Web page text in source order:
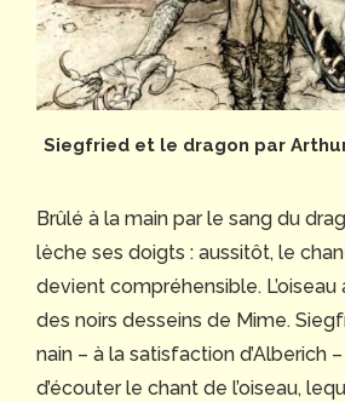
Siegfried et le dragon par
Brûlé à la main par le sang du
lèche ses doigts : aussitôt, le
devient compréhensible.
des noirs desseins de Mime.
nain – à la satisfaction d’Alberich
d’écouter le chant de l’oiseau,